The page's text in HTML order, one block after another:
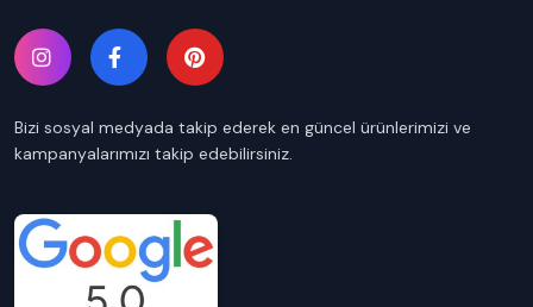
Bizi sosyal medyada takip ederek en güncel ürünlerimizi ve
kampanyalarımızı takip edebilirsiniz.